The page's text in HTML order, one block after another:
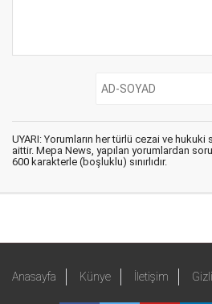
UYARI: Yorumların her türlü cezai ve
aittir. Mepa News, yapılan yorumlardan
600 karakterle (boşluklu) sınırlıdır.
Anasayfa Künye İletişim